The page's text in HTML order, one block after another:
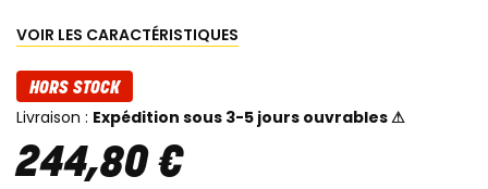
VOIR LES CARACTÉRISTIQUES
HORS STOCK
Livraison : Expédition sous 3-5 jours ouvrables ⚠
244,80€